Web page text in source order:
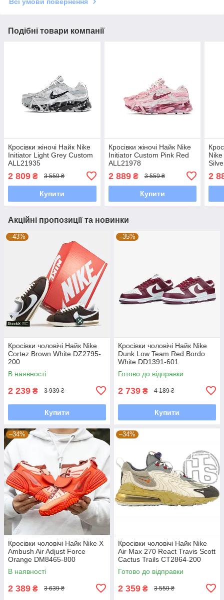
Всі умови повернення
Подібні товари компанії
Кросівки жіночі Найк Nike
Initiator Light Grey Custom
ALL21935
2 809 ₴ 3 559 ₴
Купити
Кросівки жіночі Найк Nike
Initiator Custom Pink Red
ALL21978
2 889₴ 3 559 ₴
Купити
2
Акційні пропозиції та новинки
–43%
Кросівки чоловічі Найк Nike
Cortez Brown White DZ2795-
200
В наявності
2 239 ₴ 3 939 ₴
Купити
–35%
Кросівки чоловічі Найк Nike
Dunk Low Team Red Bordo
White DD1391-601
Готово до відправки
2 739 ₴ 4 189 ₴
Купити
–34%
Кросівки чоловічі Найк Nike X
Ambush Air Adjust Force
Orange DM8465-800
В наявності
2 389 ₴ 3 639 ₴
–34%
Кросівки чоловічі Найк Nike
Air Max 270 React Travis Scott
Cactus Trails CT2864-200
Готово до відправки
2 359 ₴ 3 559 ₴